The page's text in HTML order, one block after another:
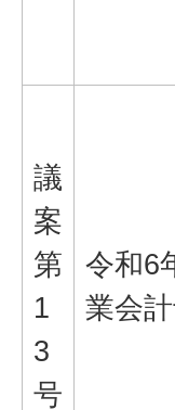
議
案
第
1
3
号
令和6
業会